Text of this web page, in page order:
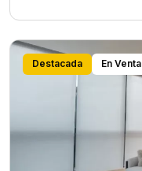
Destacada En Venta